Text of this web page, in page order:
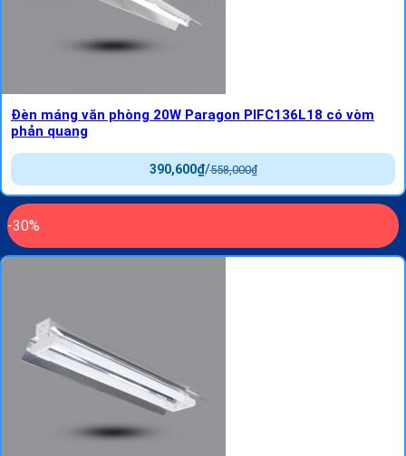
Đèn máng văn phòng 20W Paragon PIFC136L18 có vòm
phản quang
558,000₫
/
390,600₫
-30%